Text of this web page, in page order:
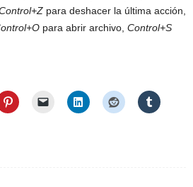
para deshacer la última acción,
para abrir archivo, Control+S